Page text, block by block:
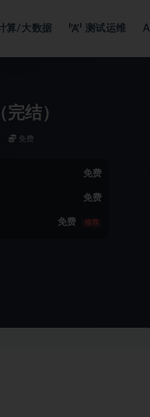
算/大数据 测试运维 AI
结）
免费
免费
免费
免费 推荐